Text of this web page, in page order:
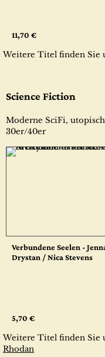
11,70 €
Weitere Titel finden Sie
Science Fiction
Moderne SciFi,
30er/40er
Verbundene Seelen -
Drystan / Nica Stevens
5,70 €
Weitere Titel finden Sie
Rhodan